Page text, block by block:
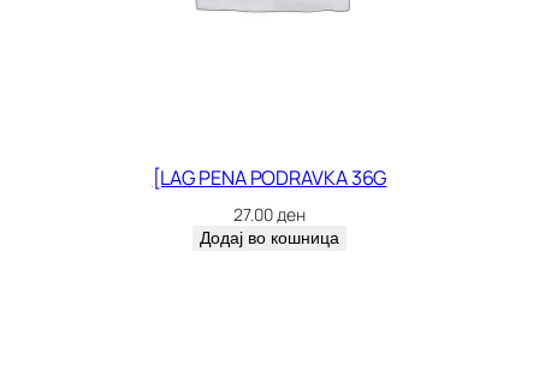
[LAG PENA PODRAVKA 36G
27.00ден
Додај во кошница